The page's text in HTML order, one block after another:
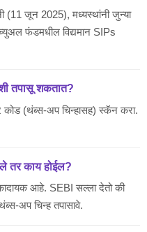
(11 जून 2025), मध्यस्थांनी जुन्या
फंडमधील विद्यमान SIPs
तपासू शकतात?
कोड (थंब्स-अप चिन्हासह) स्कॅन करा.
तर काय होईल?
आहे. SEBI सल्ला देतो की
अप चिन्ह तपासावे.